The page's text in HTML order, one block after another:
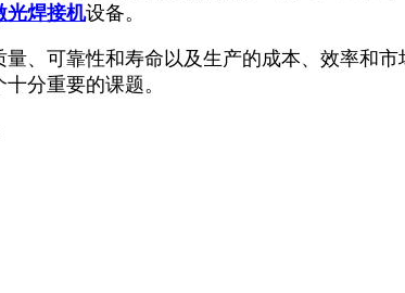
光焊接机设备。
、可靠性和寿命以及生产的成本、效率和
分重要的课题。